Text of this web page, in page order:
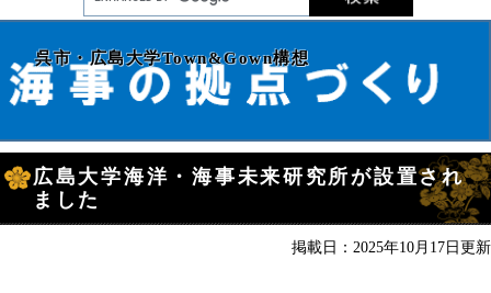
文
へ
呉市・広島大学Town&Gown構想
文
広島大学海洋・海事未来研究所が設置され
ました
掲載日：2025年10月17日更新